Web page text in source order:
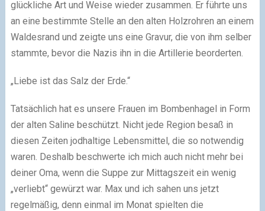
glückliche Art und Weise wieder zusammen. Er führte uns
an eine bestimmte Stelle an den alten Holzrohren an einem
Waldesrand und zeigte uns eine Gravur, die von ihm selber
stammte, bevor die Nazis ihn in die Artillerie beorderten.
„Liebe ist das Salz der Erde.“
Tatsächlich hat es unsere Frauen im Bombenhagel in Form
der alten Saline beschützt. Nicht jede Region besaß in
diesen Zeiten jodhaltige Lebensmittel, die so notwendig
waren. Deshalb beschwerte ich mich auch nicht mehr bei
deiner Oma, wenn die Suppe zur Mittagszeit ein wenig
„verliebt“ gewürzt war. Max und ich sahen uns jetzt
regelmäßig, denn einmal im Monat spielten die